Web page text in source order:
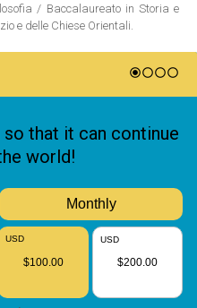
/ Baccalaureato in Storia e
e delle Chiese Orientali.